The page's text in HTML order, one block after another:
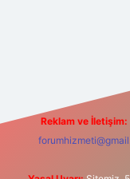
Reklam ve İletişim: